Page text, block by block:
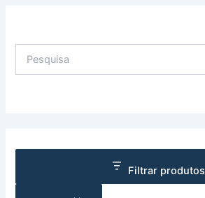
Filtrar produtos